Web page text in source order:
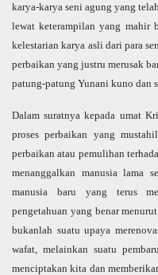
karya-karya seni agung yang
lewat keterampilan yang mahir
kelestarian karya asli dari para
perbaikan yang justru merusak
patung-patung Yunani kuno dan
Dalam suratnya kepada umat
proses perbaikan yang
perbaikan atau pemulihan
menanggalkan manusia lama
manusia baru yang terus
pengetahuan yang benar
bukanlah suatu upaya
wafat, melainkan suatu
menciptakan kita dan